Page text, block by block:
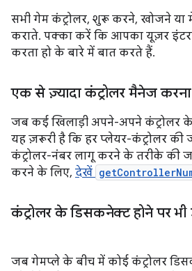
सभी गेम कंट्रोलर, शुरू करने, खोजने या
कराते. पक्का करें कि आपका यूज़र
करता हो के बारे में बात करते हैं.
एक से ज़्यादा कंट्रोलर मैनेज करना
जब कई खिलाड़ी अपने-अपने कंट्रोलर
यह ज़रूरी है कि हर प्लेयर-कंट्रोलर की
कंट्रोलर-नंबर लागू करने के तरीके की
करने के लिए, देखें
कंट्रोलर के डिसकनेक्ट होने पर
जब गेमप्ले के बीच में कोई कंट्रोलर